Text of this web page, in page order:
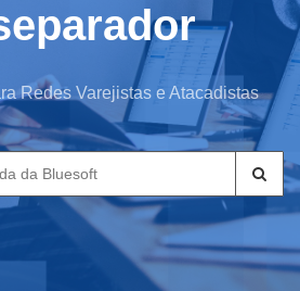
Redes Varejistas e Atacadistas